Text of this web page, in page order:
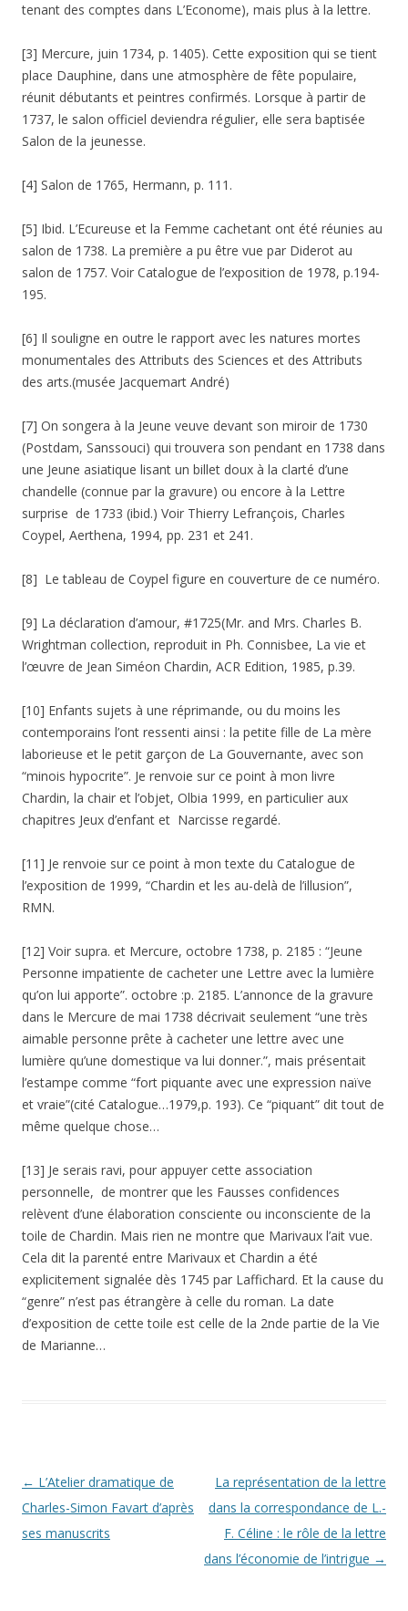
tenant des comptes dans L’Econome), mais plus à la lettre.
[3] Mercure, juin 1734, p. 1405). Cette exposition qui se tient
place Dauphine, dans une atmosphère de fête populaire,
réunit débutants et peintres confirmés. Lorsque à partir de
1737, le salon officiel deviendra régulier, elle sera baptisée
Salon de la jeunesse.
[4] Salon de 1765, Hermann, p. 111.
[5] Ibid. L’Ecureuse et la Femme cachetant ont été réunies au
salon de 1738. La première a pu être vue par Diderot au
salon de 1757. Voir Catalogue de l’exposition de 1978, p.194-
195.
[6] Il souligne en outre le rapport avec les natures mortes
monumentales des Attributs des Sciences et des Attributs
des arts.(musée Jacquemart André)
[7] On songera à la Jeune veuve devant son miroir de 1730
(Postdam, Sanssouci) qui trouvera son pendant en 1738 dans
une Jeune asiatique lisant un billet doux à la clarté d’une
chandelle (connue par la gravure) ou encore à la Lettre
surprise de 1733 (ibid.) Voir Thierry Lefrançois, Charles
Coypel, Aerthena, 1994, pp. 231 et 241.
[8] Le tableau de Coypel figure en couverture de ce numéro.
[9] La déclaration d’amour, #1725(Mr. and Mrs. Charles B.
Wrightman collection, reproduit in Ph. Connisbee, La vie et
l’œuvre de Jean Siméon Chardin, ACR Edition, 1985, p.39.
[10] Enfants sujets à une réprimande, ou du moins les
contemporains l’ont ressenti ainsi : la petite fille de La mère
laborieuse et le petit garçon de La Gouvernante, avec son
“minois hypocrite”. Je renvoie sur ce point à mon livre
Chardin, la chair et l’objet, Olbia 1999, en particulier aux
chapitres Jeux d’enfant et Narcisse regardé.
[11] Je renvoie sur ce point à mon texte du Catalogue de
l’exposition de 1999, “Chardin et les au-delà de l’illusion”,
RMN.
[12] Voir supra. et Mercure, octobre 1738, p. 2185 : “Jeune
Personne impatiente de cacheter une Lettre avec la lumière
qu’on lui apporte”. octobre :p. 2185. L’annonce de la gravure
dans le Mercure de mai 1738 décrivait seulement “une très
aimable personne prête à cacheter une lettre avec une
lumière qu’une domestique va lui donner.”, mais présentait
l’estampe comme “fort piquante avec une expression naïve
et vraie”(cité Catalogue…1979,p. 193). Ce “piquant” dit tout de
même quelque chose…
[13] Je serais ravi, pour appuyer cette association
personnelle, de montrer que les Fausses confidences
relèvent d’une élaboration consciente ou inconsciente de la
toile de Chardin. Mais rien ne montre que Marivaux l’ait vue.
Cela dit la parenté entre Marivaux et Chardin a été
explicitement signalée dès 1745 par Laffichard. Et la cause du
“genre” n’est pas étrangère à celle du roman. La date
d’exposition de cette toile est celle de la 2nde partie de la Vie
de Marianne…
Navigation des articles
← L’Atelier dramatique de
Charles-Simon Favart d’après
ses manuscrits
La représentation de la lettre
dans la correspondance de L.-
F. Céline : le rôle de la lettre
dans l’économie de l’intrigue →